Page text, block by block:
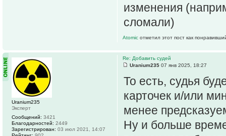
изменения
сломали)
Atomic отметил этот пост как
Re: Добавить судей
Uranium235 07 янв 2025, 18:27
То есть, судья
карточек и/или
менее
Ну и больше
Uranium235
Эксперт
Сообщений: 3421
Благодарностей: 2449
Зарегистрирован: 03 июл 2021, 14:07